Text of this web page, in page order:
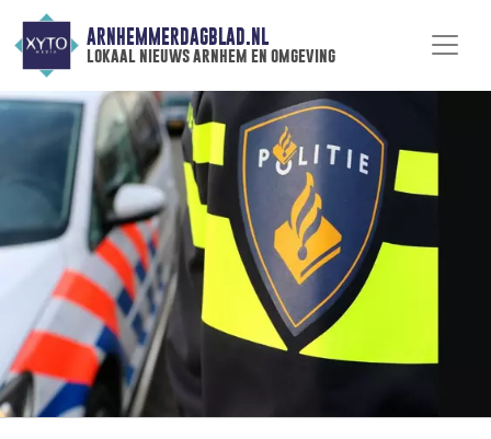
ARNHEMMERDAGBLAD.NL
lokaal nieuws arnhem en omgeving